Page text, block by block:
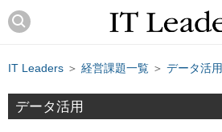
IT Leaders ＞ 経営課題一覧 ＞ データ活用
データ活用